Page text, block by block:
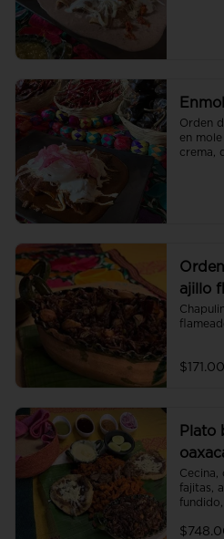
Orden
en
crema,
ajillo
$171.00
Plato
Cecina,
fajitas,